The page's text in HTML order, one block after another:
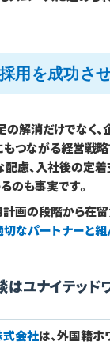
用を成功さ
の解消だけでなく
つながる経営戦略
配慮、入社後の定
のも事実です。
計画の段階から在
切なパートナーと組
ユナイテッド
式会社は、外国籍ホ